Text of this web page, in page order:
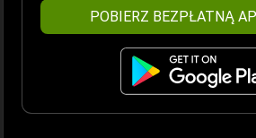
POBIERZ BEZPŁATNĄ